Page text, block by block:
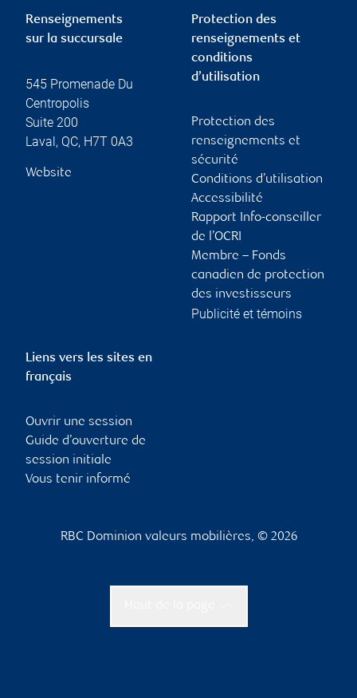
Renseignements
sur la succursale
545 Promenade Du
Centropolis
Suite 200
Laval, QC, H7T 0A3
Website
Protection des
renseignements et
conditions
d’utilisation
Protection des
renseignements et
sécurité
Conditions d’utilisation
Accessibilité
Rapport Info-conseiller
de l’OCRI
Membre – Fonds
canadien de protection
des investisseurs
Publicité et témoins
Liens vers les sites en
français
Ouvrir une session
Guide d’ouverture de
session initiale
Vous tenir informé
RBC Dominion valeurs mobilières, © 2026